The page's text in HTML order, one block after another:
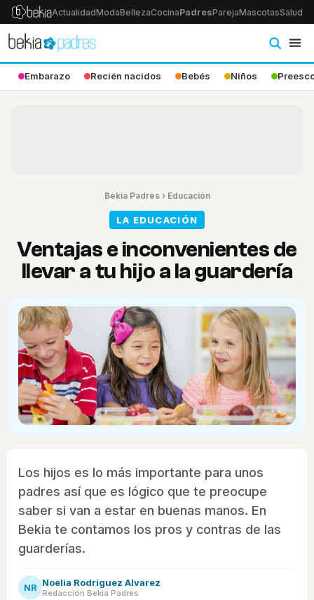
ActualidadModaBellezaCocinaPadresParejaMascotasSalud
Embarazo Recién nacidos Bebés Niños
Bekia Padres› Educación
LA EDUCACIÓN
Ventajas e inconvenientes de
llevar a tu hijo a la guardería
Los hijos es lo más importante para unos
padres así que es lógico que te preocupe
saber si van a estar en buenas manos. En
Bekia te contamos los pros y contras de las
guarderías.
NR Noelia Rodríguez Alvarez
Redacción Bekia Padres